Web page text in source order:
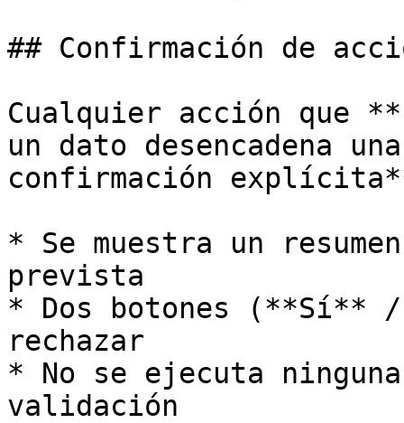
## Confirmación de
Cualquier acción que
un dato desencadena
confirmación
* Se muestra un
prevista
* Dos botones (**Sí**
rechazar
* No se ejecuta
validación